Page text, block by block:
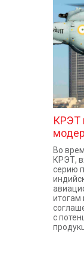
КОНТАКТЫ
КРЭТ
Во
КРЭТ,
серию
итогам
с